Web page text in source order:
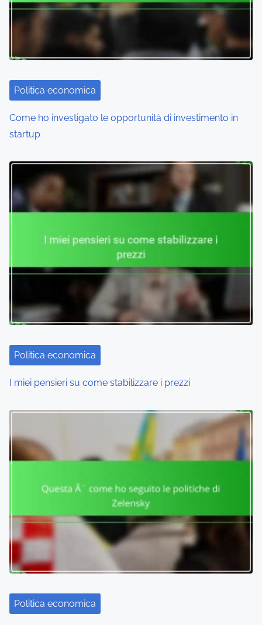
g
a
i
o
n
Politica economica
Come ho investigato le opportunità di investimento in
startup
Politica economica
I miei pensieri su come stabilizzare i prezzi
Politica economica